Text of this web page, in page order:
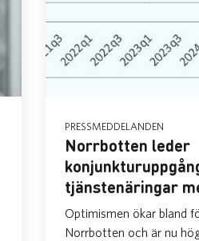
PRESSMEDDELANDEN
Norrbotten leder
tjänstenäringar
Optimismen ökar bland
Norrbotten och är nu